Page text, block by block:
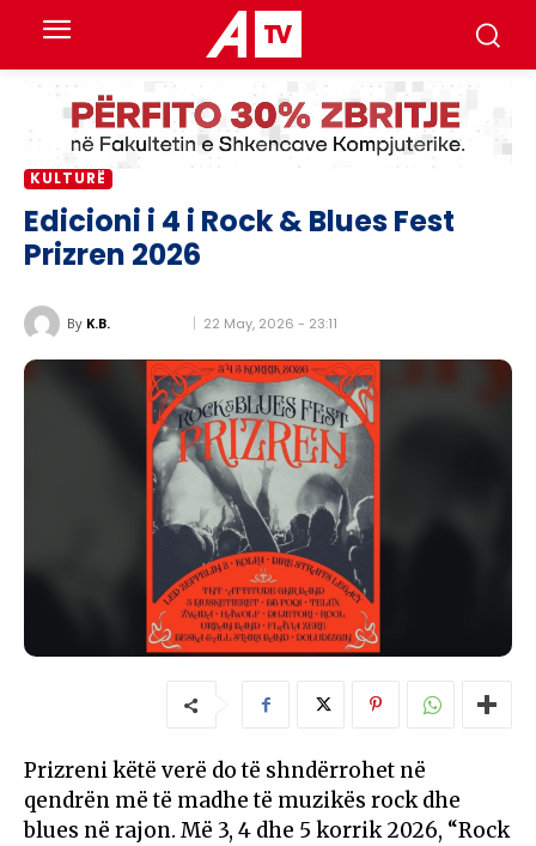
KULTURË
Edicioni i 4 i Rock & Blues Fest
Prizren 2026
By K.B. 22 May, 2026 - 23:11
Prizreni këtë verë do të shndërrohet në
qendrën më të madhe të muzikës rock dhe
blues në rajon. Më 3, 4 dhe 5 korrik 2026, “Rock